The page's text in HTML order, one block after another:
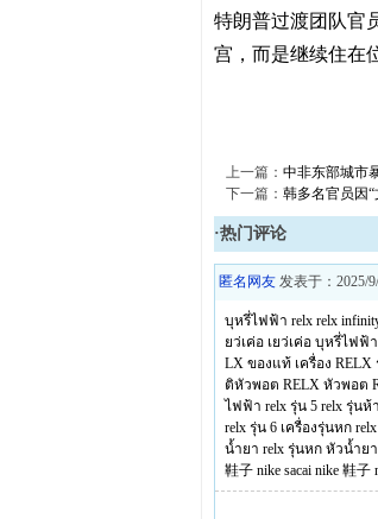
特朗普过渡团队官
宫，而是继续住在
上一篇： 中非东部城市
下一篇： 韩多名官员因
·热门评论
匿名网友 发表于：2025/
บุหรี่ไฟฟ้า relx relx
ยว่เค่อ เยว่เค่อ บุหรี่ไฟฟ้า
LX ของแท้ เครื่อง
ติหัวพอต RELX หัวพอต
ไฟฟ้า relx รุ่น 5 relx รุ่นห้า
relx รุ่น 6 เครื่องรุ่นหก relx
น้ำยา relx รุ่นหก หัวน้ำยา
鞋子 nike sacai nike 鞋子